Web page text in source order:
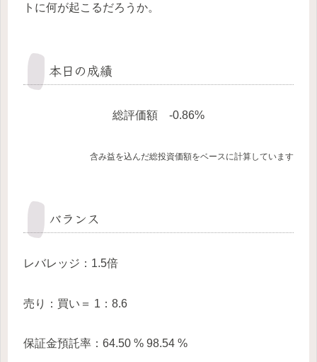
トに何が起こるだろうか。
本日の成績
総評価額 -0.86%
含み益を込んだ総投資価額をベースに計算しています
バランス
レバレッジ：1.5倍
売り：買い＝ 1：8.6
保証金預託率：64.50 % 98.54 %